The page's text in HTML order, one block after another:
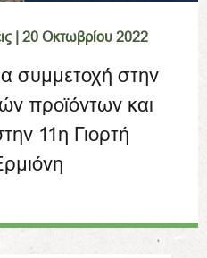
| 20 Οκτωβρίου 2022
συμμετοχή στην
προϊόντων και
11η Γιορτή